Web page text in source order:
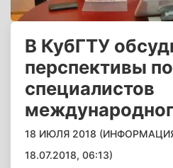
В КубГТУ
перспективы
специалистов
18 ИЮЛЯ 2018
18.07.2018, 06:13)